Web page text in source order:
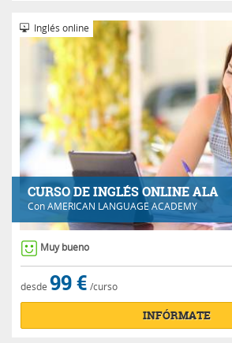
CURSO DE INGLÉS ONLINE ALA
ConAMERICAN LANGUAGE ACADEMY
Inglés online
Muy bueno
desde 99 € /curso
INFÓRMATE